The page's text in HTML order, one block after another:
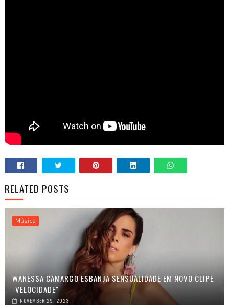
RELATED POSTS
Música
WANESSA CAMARGO ESBANJA SENSUALIDADE EM NOVO CLIPE
"VELOCIDADE"
NOVEMBER 29, 2023